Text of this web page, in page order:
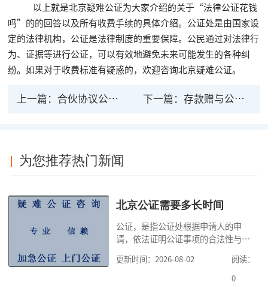
以上就是北京疑难公证为大家介绍的关于“法律公证花钱
吗”的的回答以及所有收费手续的具体介绍。公证处是由国家设
定的法律机构，公证是法律制度的重要保障。公民通过对法律行
为、证据等进行公证，可以有效地避免未来可能发生的各种纠
纷。如果对于收费标准有疑惑的，欢迎咨询北京疑难公证。
上一篇： 合伙协议公证有法律效力么 协议如何认定 下一篇： 存款赠与公证有法律意义吗？
为您推荐热门新闻
北京公证需要多长时间
公证，是指公证处根据申请人的申
请，依法证明公证事项的合法性与真
高公证事项的效力，固定证据，但是
很多人不知道在北京办理公证需要多
更新时间：2026-08-02
阅读：
0